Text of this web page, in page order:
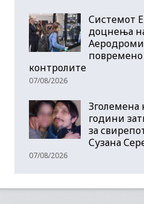
Системот
доцнења
повремено
контролите
07/08/2026
Зголемена
години
за
Сузана
07/08/2026